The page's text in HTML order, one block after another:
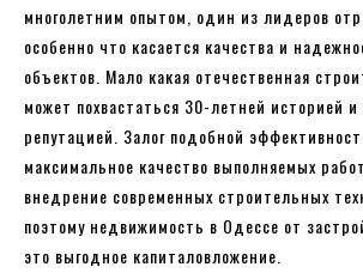
многолетним опытом, один из лидеров
особенно что касается качества и
объектов. Мало какая отечественная
может похвастаться 30-летней историей
репутацией. Залог подобной
максимальное качество выполняемых
внедрение современных строительных
поэтому недвижимость в Одессе от
это выгодное капиталовложение.